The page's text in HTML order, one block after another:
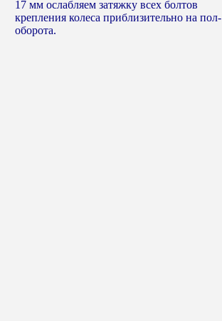
17 мм ослабляем затяжку всех болтов
крепления колеса приблизительно на пол-
оборота.